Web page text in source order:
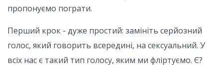
пропонуємо пограти.
Перший крок - дуже простий: замініть серйозний
голос, який говорить всередині, на сексуальний. У
всіх нас є такий тип голосу, яким ми фліртуємо. Є?